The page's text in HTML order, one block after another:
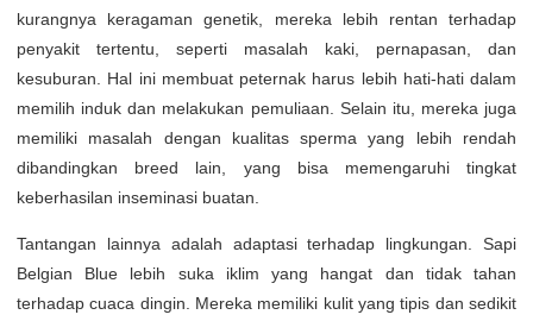
kurangnya keragaman genetik, mereka lebih rentan terhadap
penyakit tertentu, seperti masalah kaki, pernapasan, dan
kesuburan. Hal ini membuat peternak harus lebih hati-hati dalam
memilih induk dan melakukan pemuliaan. Selain itu, mereka juga
memiliki masalah dengan kualitas sperma yang lebih rendah
dibandingkan breed lain, yang bisa memengaruhi tingkat
keberhasilan inseminasi buatan.
Tantangan lainnya adalah adaptasi terhadap lingkungan. Sapi
Belgian Blue lebih suka iklim yang hangat dan tidak tahan
terhadap cuaca dingin. Mereka memiliki kulit yang tipis dan sedikit